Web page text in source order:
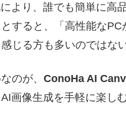
より、誰でも簡単に高
すると、「高性能な
じる方も多いのではな
のが、 ConoHa AI
画像生成を手軽に楽し